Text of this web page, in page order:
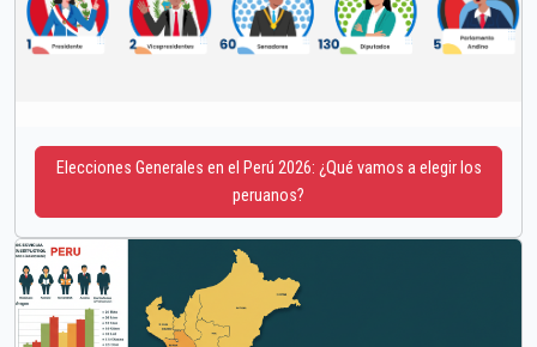
Elecciones Generales en el Perú 2026: ¿Qué vamos a elegir los
peruanos?